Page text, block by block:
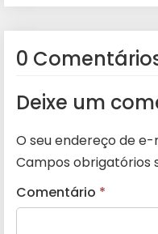
0
Deixe um
O seu endereço de
Campos obrigatórios
Comentário *